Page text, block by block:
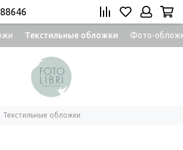
Текстильные обложки Фото-
Текстильные обложки